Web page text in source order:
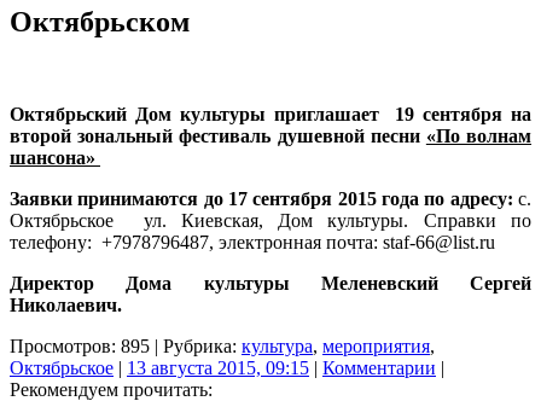
Октябрьском
Октябрьский Дом культуры приглашает 19 сентября на
второй зональный фестиваль душевной песни «По волнам
шансона»
Заявки принимаются до 17 сентября 2015 года по адресу: с.
Октябрьское ул. Киевская, Дом культуры. Справки по
телефону: +7978796487, электронная почта: staf-66@list.ru
Директор Дома культуры Меленевский Сергей
Николаевич.
Просмотров: 895 | Рубрика: культура, мероприятия,
Октябрьское | 13 августа 2015, 09:15 | Комментарии |
Рекомендуем прочитать: